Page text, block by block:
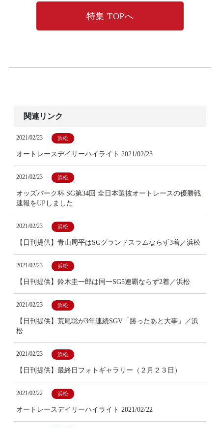
特集 TOPへ
関連リンク
2021/02/23 浜松
オートレースデイリーハイライト 2021/02/23
2021/02/23 浜松
オッズパーク杯 SG第34回 全日本選抜オートレースの優勝戦
速報をUPしました
2021/02/23 浜松
【日刊提供】青山周平はSGグランドスラムならず3着／浜松
2021/02/23 浜松
【日刊提供】鈴木圭一郎は同一SG5連覇ならず2着／浜松
2021/02/23 浜松
【日刊提供】荒尾聡が3年連続SGV「勝ったあと大事」／浜
松
2021/02/23 浜松
【日刊提供】最終日フォトギャラリー（２月２３日）
2021/02/22 浜松
オートレースデイリーハイライト 2021/02/22